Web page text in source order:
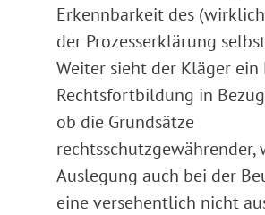
Erkennbarkeit des
der Prozesserklärung
Weiter sieht der Kläger
Rechtsfortbildung in
ob die Grundsätze
Auslegung auch bei der
eine versehentlich nicht